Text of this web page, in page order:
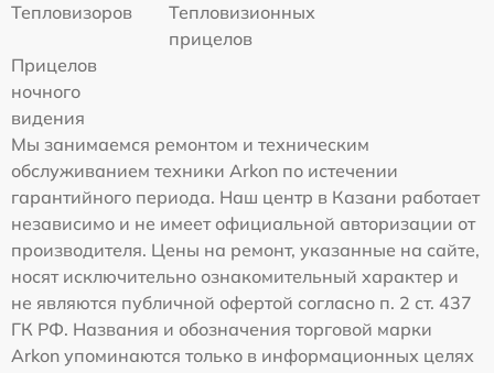
Тепловизоров
Тепловизионных
прицелов
Прицелов
ночного
видения
Мы занимаемся ремонтом и техническим
обслуживанием техники Arkon по истечении
гарантийного периода. Наш центр в Казани работает
независимо и не имеет официальной авторизации от
производителя. Цены на ремонт, указанные на сайте,
носят исключительно ознакомительный характер и
не являются публичной офертой согласно п. 2 ст. 437
ГК РФ. Названия и обозначения торговой марки
Arkon упоминаются только в информационных целях